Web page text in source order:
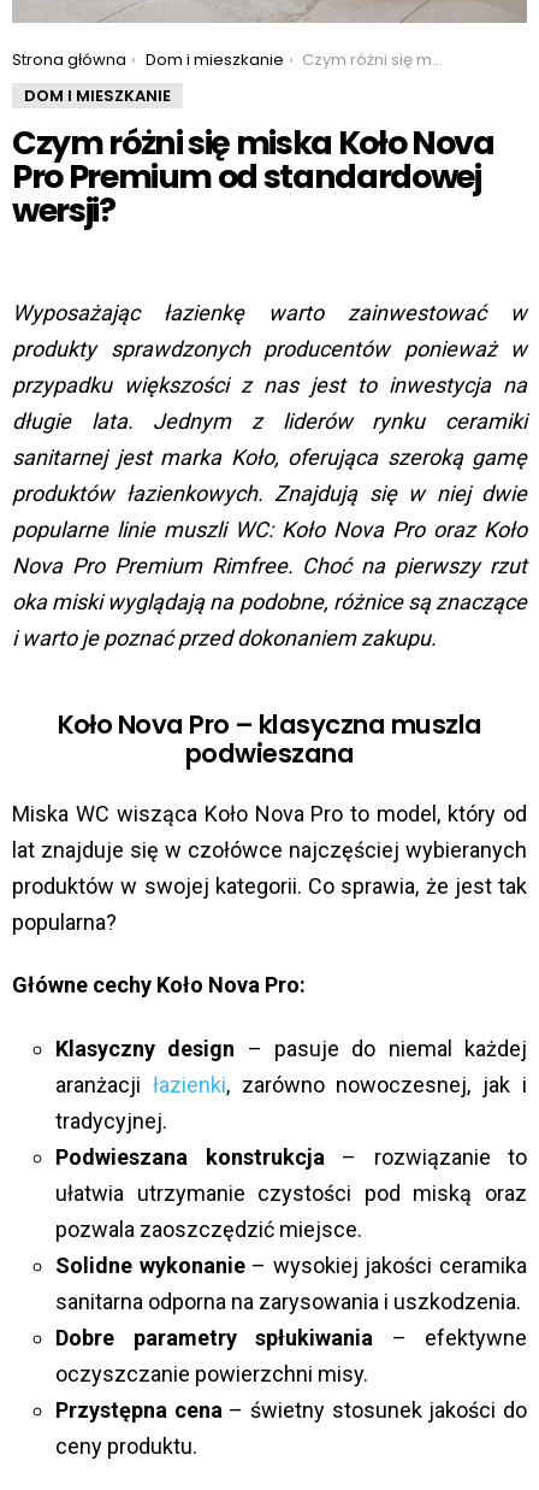
You are here:
Strona główna Dom i mieszkanie
Czym różni się miska Koło Nova Pro Premium od standardowej wersji?
DOM I MIESZKANIE
Czym różni się miska Koło Nova
Pro Premium od standardowej
wersji?
Wyposażając łazienkę warto zainwestować w
produkty sprawdzonych producentów ponieważ w
przypadku większości z nas jest to inwestycja na
długie lata. Jednym z liderów rynku ceramiki
sanitarnej jest marka Koło, oferująca szeroką gamę
produktów łazienkowych. Znajdują się w niej dwie
popularne linie muszli WC: Koło Nova Pro oraz Koło
Nova Pro Premium Rimfree. Choć na pierwszy rzut
oka miski wyglądają na podobne, różnice są znaczące
i warto je poznać przed dokonaniem zakupu.
Koło Nova Pro – klasyczna muszla
podwieszana
Miska WC wisząca Koło Nova Pro to model, który od
lat znajduje się w czołówce najczęściej wybieranych
produktów w swojej kategorii. Co sprawia, że jest tak
popularna?
Główne cechy Koło Nova Pro:
Klasyczny design – pasuje do niemal każdej
aranżacji łazienki, zarówno nowoczesnej, jak i
tradycyjnej.
Podwieszana konstrukcja – rozwiązanie to
ułatwia utrzymanie czystości pod miską oraz
pozwala zaoszczędzić miejsce.
Solidne wykonanie– wysokiej jakości ceramika
sanitarna odporna na zarysowania i uszkodzenia.
Dobre parametry spłukiwania – efektywne
oczyszczanie powierzchni misy.
Przystępna cena – świetny stosunek jakości do
ceny produktu.